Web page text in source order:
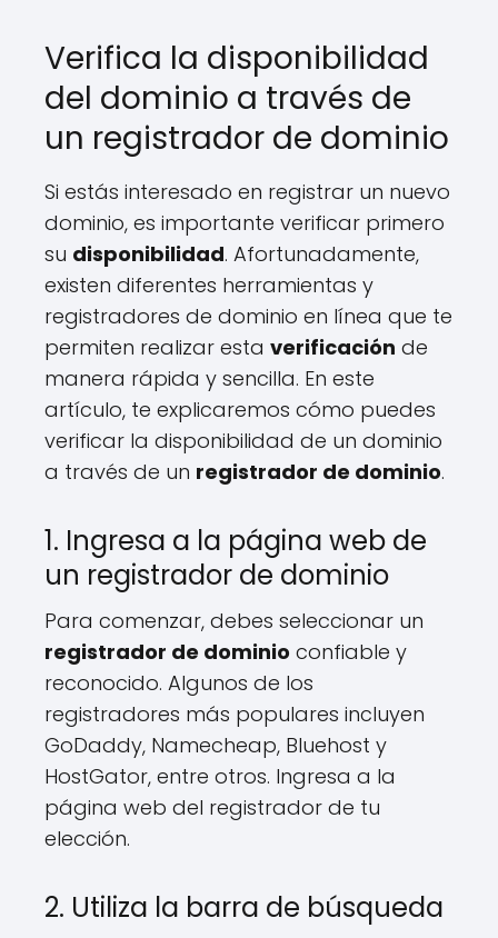
Verifica la disponibilidad
del dominio a través de
un registrador de dominio
Si estás interesado en registrar un nuevo
dominio, es importante verificar primero
su disponibilidad. Afortunadamente,
existen diferentes herramientas y
registradores de dominio en línea que te
permiten realizar esta verificación de
manera rápida y sencilla. En este
artículo, te explicaremos cómo puedes
verificar la disponibilidad de un dominio
a través de un registrador de dominio.
1. Ingresa a la página web de
un registrador de dominio
Para comenzar, debes seleccionar un
registrador de dominio confiable y
reconocido. Algunos de los
registradores más populares incluyen
GoDaddy, Namecheap, Bluehost y
HostGator, entre otros. Ingresa a la
página web del registrador de tu
elección.
2. Utiliza la barra de búsqueda